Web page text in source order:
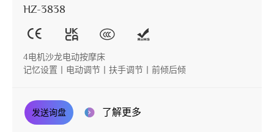
HZ-3838
4电机沙龙电动按摩床
记忆设置丨电动调节丨扶手调节丨前倾后倾
发送询盘 了解更多